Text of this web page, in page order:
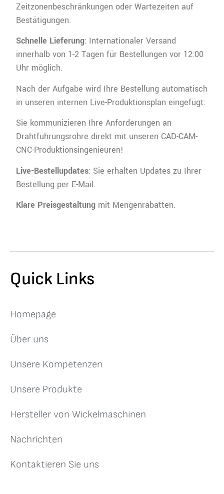
Zeitzonenbeschränkungen oder Wartezeiten auf
Bestätigungen.
Schnelle Lieferung: Internationaler Versand
innerhalb von 1-2 Tagen für Bestellungen vor 12:00
Uhr möglich.
Nach der Aufgabe wird Ihre Bestellung automatisch
in unseren internen Live-Produktionsplan eingefügt:
Sie kommunizieren Ihre Anforderungen an
Drahtführungsrohre direkt mit unseren CAD-CAM-
CNC-Produktionsingenieuren!
Live-Bestellupdates: Sie erhalten Updates zu Ihrer
Bestellung per E-Mail.
Klare Preisgestaltung mit Mengenrabatten.
Quick Links
Homepage
Über uns
Unsere Kompetenzen
Unsere Produkte
Hersteller von Wickelmaschinen
Nachrichten
Kontaktieren Sie uns